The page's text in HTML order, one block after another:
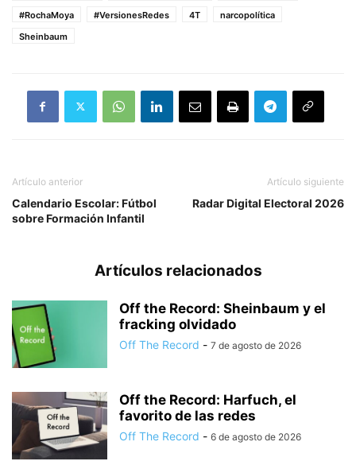
#RochaMoya
#VersionesRedes 4T
narcopolítica
Sheinbaum
Artículo anterior
Calendario Escolar: Fútbol
sobre Formación Infantil
Artículo siguiente
Radar Digital Electoral 2026
Artículos relacionados
Off the Record: Sheinbaum y el
fracking olvidado
Off The Record - 7 de agosto de 2026
Off the Record: Harfuch, el
favorito de las redes
Off The Record - 6 de agosto de 2026